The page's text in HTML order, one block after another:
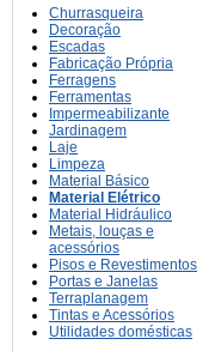
Churrasqueira
Decoração
Escadas
Fabricação Própria
Ferragens
Ferramentas
Impermeabilizante
Jardinagem
Laje
Limpeza
Material Básico
Material Elétrico
Material Hidráulico
Metais, louças e
acessórios
Pisos e Revestimentos
Portas e Janelas
Terraplanagem
Tintas e Acessórios
Utilidades domésticas